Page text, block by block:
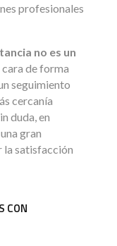
profesionales
no es un
de forma
seguimiento
cercanía
duda, en
gran
la satisfacción
CON